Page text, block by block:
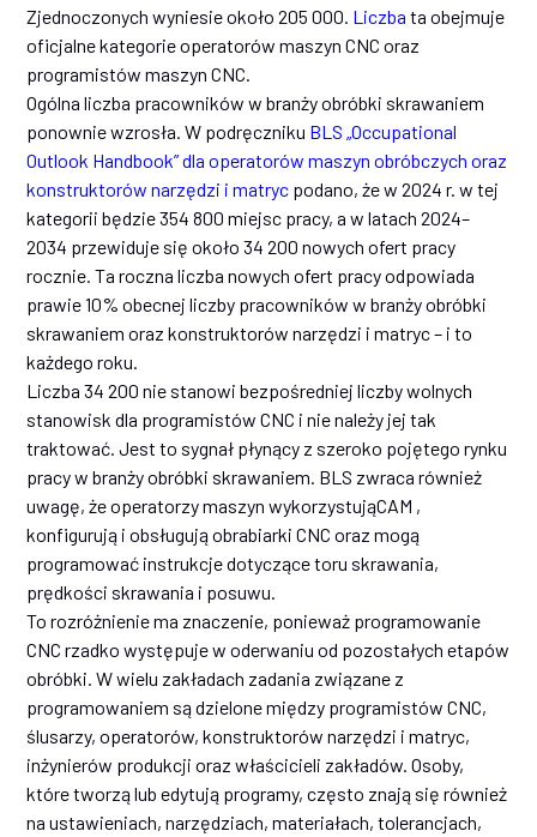
Zjednoczonych wyniesie około 205 000. Liczba ta obejmuje
oficjalne kategorie operatorów maszyn CNC oraz
programistów maszyn CNC.
Ogólna liczba pracowników w branży obróbki skrawaniem
ponownie wzrosła. W podręczniku BLS „Occupational
Outlook Handbook” dla operatorów maszyn obróbczych oraz
konstruktorów narzędzi i matryc podano, że w 2024 r. w tej
kategorii będzie 354 800 miejsc pracy, a w latach 2024–
2034 przewiduje się około 34 200 nowych ofert pracy
rocznie. Ta roczna liczba nowych ofert pracy odpowiada
prawie 10% obecnej liczby pracowników w branży obróbki
skrawaniem oraz konstruktorów narzędzi i matryc – i to
każdego roku.
Liczba 34 200 nie stanowi bezpośredniej liczby wolnych
stanowisk dla programistów CNC i nie należy jej tak
traktować. Jest to sygnał płynący z szeroko pojętego rynku
pracy w branży obróbki skrawaniem. BLS zwraca również
uwagę, że operatorzy maszyn wykorzystująCAM ,
konfigurują i obsługują obrabiarki CNC oraz mogą
programować instrukcje dotyczące toru skrawania,
prędkości skrawania i posuwu.
To rozróżnienie ma znaczenie, ponieważ programowanie
CNC rzadko występuje w oderwaniu od pozostałych etapów
obróbki. W wielu zakładach zadania związane z
programowaniem są dzielone między programistów CNC,
ślusarzy, operatorów, konstruktorów narzędzi i matryc,
inżynierów produkcji oraz właścicieli zakładów. Osoby,
które tworzą lub edytują programy, często znają się również
na ustawieniach, narzędziach, materiałach, tolerancjach,